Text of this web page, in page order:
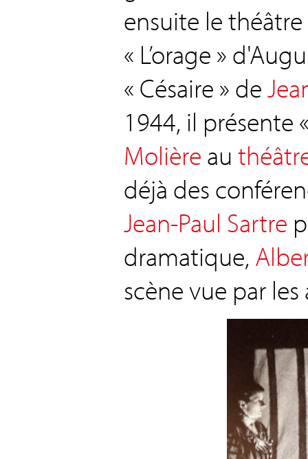
ensuite le
« L’orage »
« Césaire » de
1944, il présente
Molière au
déjà des
Jean-Paul Sartre
dramatique,
scène vue par